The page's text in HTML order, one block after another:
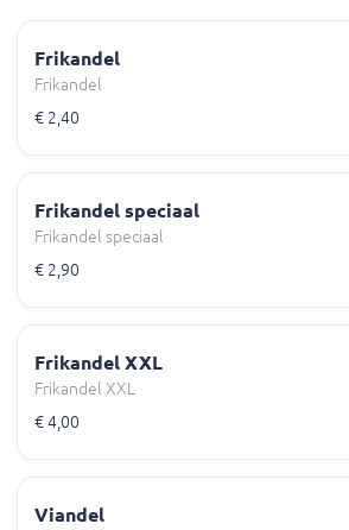
Frikandel
Frikandel
€ 2,40
Frikandel speciaal
Frikandel speciaal
€ 2,90
Frikandel XXL
Frikandel XXL
€ 4,00
Viandel